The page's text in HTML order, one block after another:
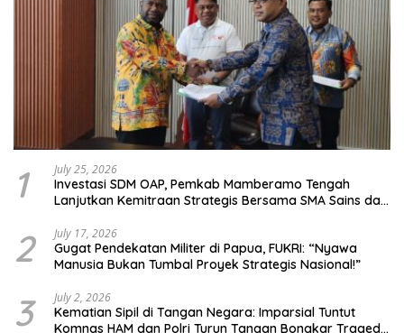
1 July 25, 2026
Investasi SDM OAP, Pemkab Mamberamo Tengah
Lanjutkan Kemitraan Strategis Bersama SMA Sains dan
2 July 17, 2026
Gugat Pendekatan Militer di Papua, FUKRI: “Nyawa
Manusia Bukan Tumbal Proyek Strategis Nasional!”
3 July 2, 2026
Kematian Sipil di Tangan Negara: Imparsial Tuntut
Komnas HAM dan Polri Turun Tangan Bongkar Tragedi